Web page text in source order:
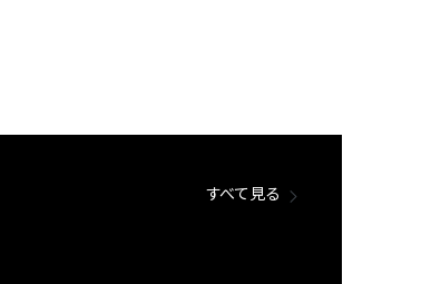
すべて見る